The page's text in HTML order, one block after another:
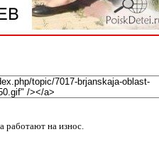
работают на износ.